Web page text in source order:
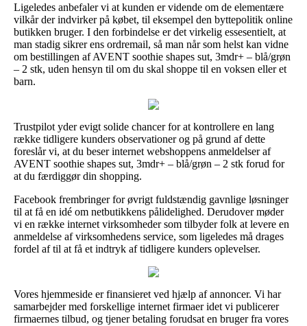
Ligeledes anbefaler vi at kunden er vidende om de elementære
vilkår der indvirker på købet, til eksempel den byttepolitik online
butikken bruger. I den forbindelse er det virkelig essesentielt, at
man stadig sikrer ens ordremail, så man når som helst kan vidne
om bestillingen af AVENT soothie shapes sut, 3mdr+ – blå/grøn
– 2 stk, uden hensyn til om du skal shoppe til en voksen eller et
barn.
Trustpilot yder evigt solide chancer for at kontrollere en lang
række tidligere kunders observationer og på grund af dette
foreslår vi, at du beser internet webshoppens anmeldelser af
AVENT soothie shapes sut, 3mdr+ – blå/grøn – 2 stk forud for
at du færdiggør din shopping.
Facebook frembringer for øvrigt fuldstændig gavnlige løsninger
til at få en idé om netbutikkens pålidelighed. Derudover møder
vi en række internet virksomheder som tilbyder folk at levere en
anmeldelse af virksomhedens service, som ligeledes må drages
fordel af til at få et indtryk af tidligere kunders oplevelser.
Vores hjemmeside er finansieret ved hjælp af annoncer. Vi har
samarbejder med forskellige internet firmaer idet vi publicerer
firmaernes tilbud, og tjener betaling forudsat en bruger fra vores